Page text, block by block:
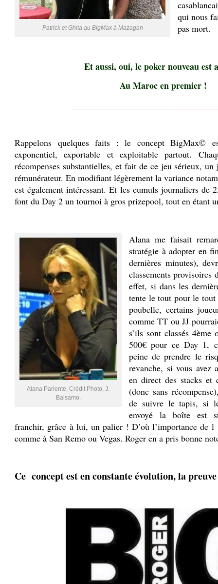
Patrick et Ghita au BigMax à Mazagan
qui nous
pas mort.
Et aussi, oui, le poker nouveau est
Au Maroc en premier !
Rappelons quelques faits : le concept BigMax©
exponentiel, exportable et exploitable partout.
récompenses substantielles, et fait de ce jeu sérieux,
rémunérateur. En modifiant légèrement la variance
est également intéressant. Et les cumuls journaliers de
font du Day 2 un tournoi à gros prizepool, tout en étant
Alana Pariente, Crédit Photo, J.
Balsamo.
Alana me faisait
stratégie à adopter en
dernières minutes),
classements provisoires
effet, si dans les
tente le tout pour le tout
poubelle, certains
comme TT ou JJ
s’ils sont classés
500€ pour ce Day 1,
peine de prendre le
revanche, si vous avez
en direct des stacks et
(donc sans
de suivre le tapis, si
envoyé la boîte est
franchir, grâce à lui, un palier ! D’où l’importance de l
comme à San Remo ou Vegas. Roger en a pris bonne
Ce concept est en constante évolution, la